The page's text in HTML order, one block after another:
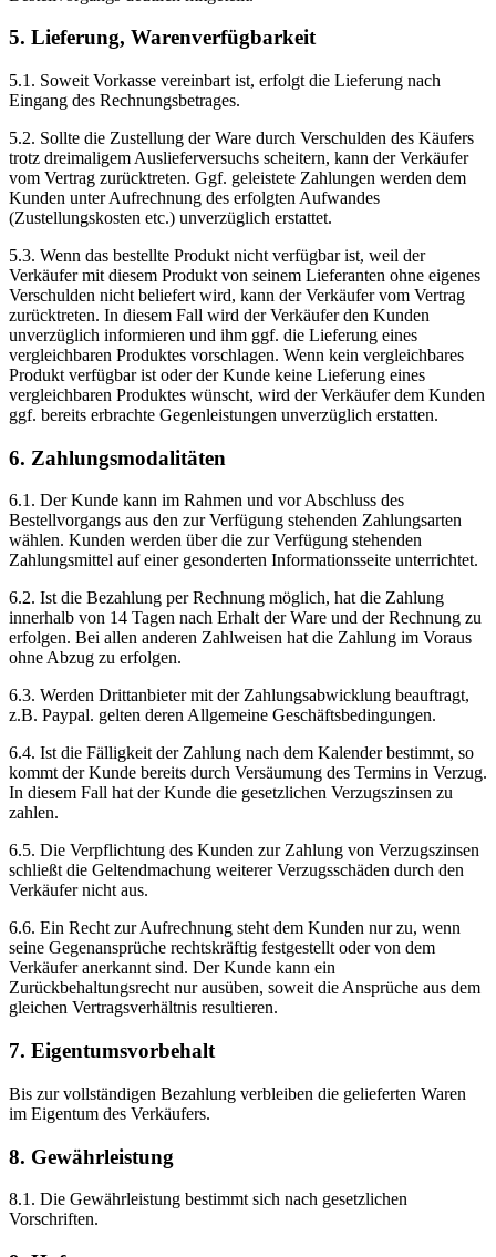
5. Lieferung, Warenverfügbarkeit
5.1. Soweit Vorkasse vereinbart ist, erfolgt die Lieferung nach
Eingang des Rechnungsbetrages.
5.2. Sollte die Zustellung der Ware durch Verschulden des Käufers
trotz dreimaligem Auslieferversuchs scheitern, kann der Verkäufer
vom Vertrag zurücktreten. Ggf. geleistete Zahlungen werden dem
Kunden unter Aufrechnung des erfolgten Aufwandes
(Zustellungskosten etc.) unverzüglich erstattet.
5.3. Wenn das bestellte Produkt nicht verfügbar ist, weil der
Verkäufer mit diesem Produkt von seinem Lieferanten ohne eigenes
Verschulden nicht beliefert wird, kann der Verkäufer vom Vertrag
zurücktreten. In diesem Fall wird der Verkäufer den Kunden
unverzüglich informieren und ihm ggf. die Lieferung eines
vergleichbaren Produktes vorschlagen. Wenn kein vergleichbares
Produkt verfügbar ist oder der Kunde keine Lieferung eines
vergleichbaren Produktes wünscht, wird der Verkäufer dem Kunden
ggf. bereits erbrachte Gegenleistungen unverzüglich erstatten.
6. Zahlungsmodalitäten
6.1. Der Kunde kann im Rahmen und vor Abschluss des
Bestellvorgangs aus den zur Verfügung stehenden Zahlungsarten
wählen. Kunden werden über die zur Verfügung stehenden
Zahlungsmittel auf einer gesonderten Informationsseite unterrichtet.
6.2. Ist die Bezahlung per Rechnung möglich, hat die Zahlung
innerhalb von 14 Tagen nach Erhalt der Ware und der Rechnung zu
erfolgen. Bei allen anderen Zahlweisen hat die Zahlung im Voraus
ohne Abzug zu erfolgen.
6.3. Werden Drittanbieter mit der Zahlungsabwicklung beauftragt,
z.B. Paypal. gelten deren Allgemeine Geschäftsbedingungen.
6.4. Ist die Fälligkeit der Zahlung nach dem Kalender bestimmt, so
kommt der Kunde bereits durch Versäumung des Termins in Verzug.
In diesem Fall hat der Kunde die gesetzlichen Verzugszinsen zu
zahlen.
6.5. Die Verpflichtung des Kunden zur Zahlung von Verzugszinsen
schließt die Geltendmachung weiterer Verzugsschäden durch den
Verkäufer nicht aus.
6.6. Ein Recht zur Aufrechnung steht dem Kunden nur zu, wenn
seine Gegenansprüche rechtskräftig festgestellt oder von dem
Verkäufer anerkannt sind. Der Kunde kann ein
Zurückbehaltungsrecht nur ausüben, soweit die Ansprüche aus dem
gleichen Vertragsverhältnis resultieren.
7. Eigentumsvorbehalt
Bis zur vollständigen Bezahlung verbleiben die gelieferten Waren
im Eigentum des Verkäufers.
8. Gewährleistung
8.1. Die Gewährleistung bestimmt sich nach gesetzlichen
Vorschriften.